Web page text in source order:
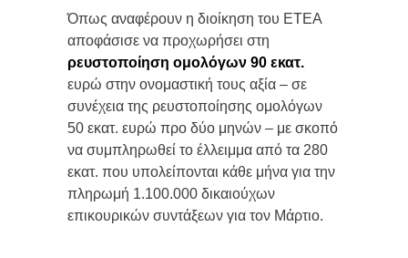
Όπως αναφέρουν η διοίκηση του ΕΤΕΑ
αποφάσισε να προχωρήσει στη
ρευστοποίηση ομολόγων 90 εκατ.
ευρώ στην ονομαστική τους αξία – σε
συνέχεια της ρευστοποίησης ομολόγων
50 εκατ. ευρώ προ δύο μηνών – με σκοπό
να συμπληρωθεί το έλλειμμα από τα 280
εκατ. που υπολείπονται κάθε μήνα για την
πληρωμή 1.100.000 δικαιούχων
επικουρικών συντάξεων για τον Μάρτιο.